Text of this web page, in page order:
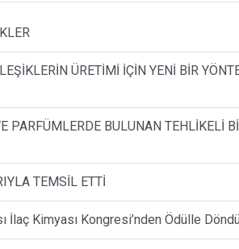
ÜRETİMİ İÇİN YENİ BİR
PARFÜMLERDE BULUNAN TEHLİKELİ
TEMSİL ETTİ
İlaç Kimyası Kongresi’nden Ödülle Döndü